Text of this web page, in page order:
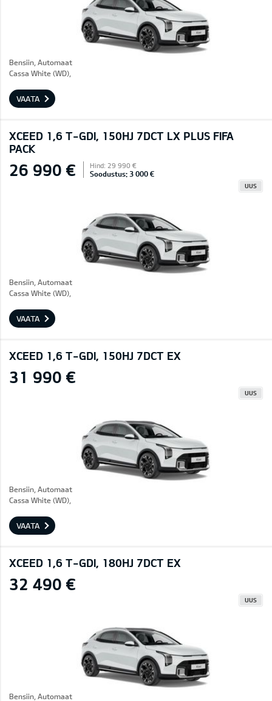
Bensiin, Automaat
Cassa White (WD),
VAATA
XCEED 1,6 T-GDI, 150HJ 7DCT LX PLUS FIFA
PACK
26 990 € Hind: 29 990 €
Soodustus: 3 000 €
UUS
Bensiin, Automaat
Cassa White (WD),
VAATA
XCEED 1,6 T-GDI, 150HJ 7DCT EX
31 990 €
UUS
Bensiin, Automaat
Cassa White (WD),
VAATA
XCEED 1,6 T-GDI, 180HJ 7DCT EX
32 490 €
UUS
Bensiin, Automaat